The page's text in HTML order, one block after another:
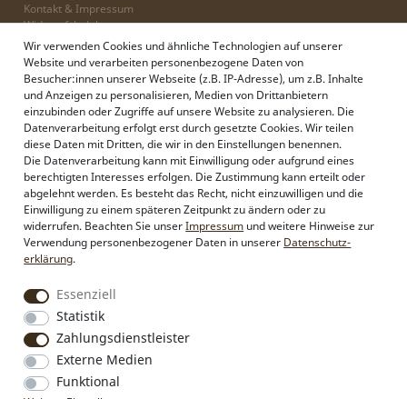
Kontakt & Impressum
Widerrufsbelehrung
Zahlung & Lieferung
Datenschutz
AGB
Alpenflüstern
Philosophie
Händlerbereich
Firmenkunden
Sonderanfertigungen
Pressebereich
Kontakt & Impressum
Social Media
Instagram
Facebook
Wir verwenden Cookies und ähnliche Technologien auf unserer
Website und verarbeiten personenbezogene Daten von
Besucher:innen unserer Webseite (z.B. IP-Adresse), um z.B. Inhalte
und Anzeigen zu personalisieren, Medien von Drittanbietern
einzubinden oder Zugriffe auf unsere Website zu analysieren. Die
Datenverarbeitung erfolgt erst durch gesetzte Cookies. Wir teilen
diese Daten mit Dritten, die wir in den Einstellungen benennen.
Die Datenverarbeitung kann mit Einwilligung oder aufgrund eines
berechtigten Interesses erfolgen. Die Zustimmung kann erteilt oder
abgelehnt werden. Es besteht das Recht, nicht einzuwilligen und die
Einwilligung zu einem späteren Zeitpunkt zu ändern oder zu
widerrufen. Beachten Sie unserImpressum und weitere Hinweise zur
Verwendung personenbezogener Daten in unserer Daten­schutz­
erklärung.
Essenziell
Statistik
Zahlungsdienstleister
Externe Medien
Funktional